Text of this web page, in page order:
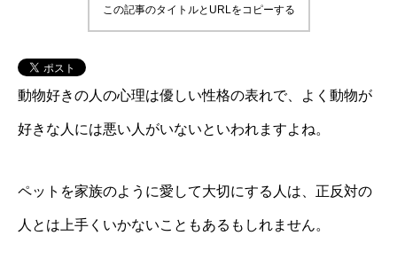
この記事のタイトルとURLをコピーする
動物好きの人の心理は優しい性格の表れで、よく動物が
好きな人には悪い人がいないといわれますよね。
ペットを家族のように愛して大切にする人は、正反対の
人とは上手くいかないこともあるもしれません。